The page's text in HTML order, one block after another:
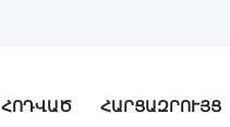
ՀՈԴՎԱԾ ՀԱՐՑԱԶՐՈՒՅՑ